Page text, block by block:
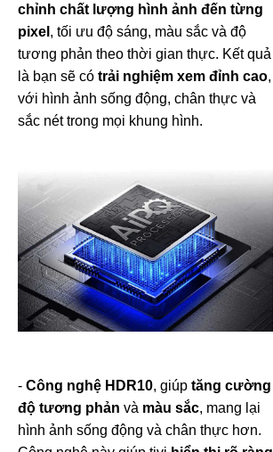
chỉnh chất lượng hình ảnh đến từng
pixel , tối ưu độ sáng, màu sắc và độ
tương phản theo thời gian thực. Kết quả
là bạn sẽ có trải nghiệm xem đỉnh cao,
với hình ảnh sống động, chân thực và
sắc nét trong mọi khung hình.
- Công nghệ HDR10, giúp tăng cường
độ tương phản và màu sắc, mang lại
hình ảnh sống động và chân thực hơn.